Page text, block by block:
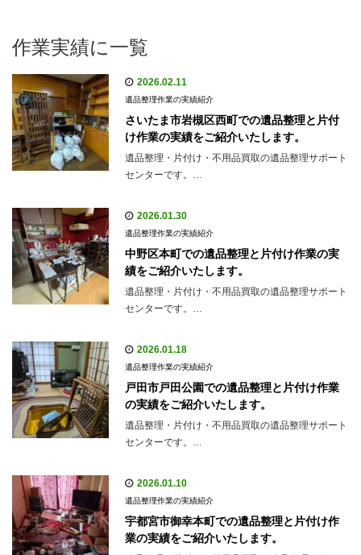
作業実績に一覧
2026.02.11
遺品整理作業の実績紹介
さいたま市岩槻区西町での遺品整理と片付
け作業の実績をご紹介いたします。
遺品整理・片付け・不用品買取の遺品整理サポート
センターです。…
2026.01.30
遺品整理作業の実績紹介
中野区本町での遺品整理と片付け作業の実
績をご紹介いたします。
遺品整理・片付け・不用品買取の遺品整理サポート
センターです。…
2026.01.18
遺品整理作業の実績紹介
戸田市戸田公園での遺品整理と片付け作業
の実績をご紹介いたします。
遺品整理・片付け・不用品買取の遺品整理サポート
センターです。…
2026.01.10
遺品整理作業の実績紹介
宇都宮市御幸本町での遺品整理と片付け作
業の実績をご紹介いたします。